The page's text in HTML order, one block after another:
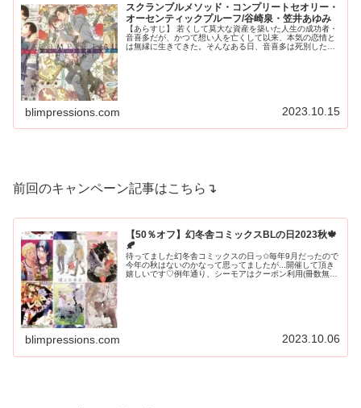
スクランブルメソッド・コンプリートセオリー・
オーセンティックプルーフ/谷崎泉・笠井あゆみ
【あらすじ】 若くして莫大な資産を築いた人生の成功者・
音喜多だが、かつて想い人を亡くして以来、本気の恋情と
は無縁に生きてきた。そんなある日、音喜多は死別した相
blimpressions.com 2023.10.15
前回のキャンペーン記事はこちら↴
【50％オフ】幻冬舎コミックスBLの日2023秋🍁
🍂
待ってました幻冬舎コミックスの日っ✩毎年9月だったので
今年の秋はないのかなって思ってましたが...開催して頂き
嬉しいです♡例年通り、シーモアはクーポン利用(冊数無制
blimpressions.com 2023.10.06